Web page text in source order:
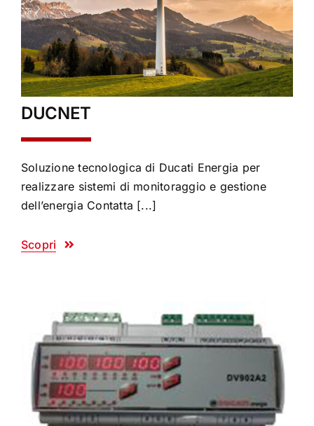
DUCNET
Soluzione tecnologica di Ducati Energia per
realizzare sistemi di monitoraggio e gestione
dell’energia Contatta [...]
Scopri